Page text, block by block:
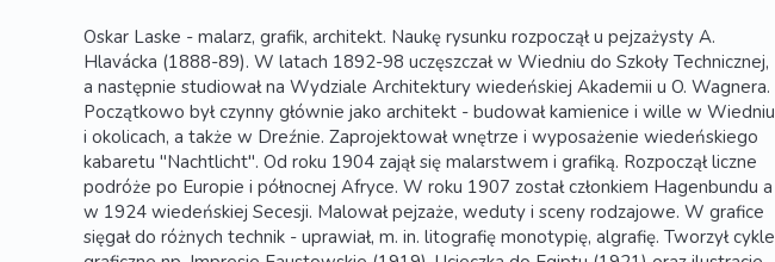
Oskar Laske - malarz, grafik, architekt. Naukę rysunku rozpoczął u pejzażysty A.
Hlavácka (1888-89). W latach 1892-98 uczęszczał w Wiedniu do Szkoły Technicznej,
a następnie studiował na Wydziale Architektury wiedeńskiej Akademii u O. Wagnera.
Początkowo był czynny głównie jako architekt - budował kamienice i wille w Wiedniu
i okolicach, a także w Dreźnie. Zaprojektował wnętrze i wyposażenie wiedeńskiego
kabaretu "Nachtlicht". Od roku 1904 zajął się malarstwem i grafiką. Rozpoczął liczne
podróże po Europie i północnej Afryce. W roku 1907 został członkiem Hagenbundu a
w 1924 wiedeńskiej Secesji. Malował pejzaże, weduty i sceny rodzajowe. W grafice
sięgał do różnych technik - uprawiał, m. in. litografię monotypię, algrafię. Tworzył cykle